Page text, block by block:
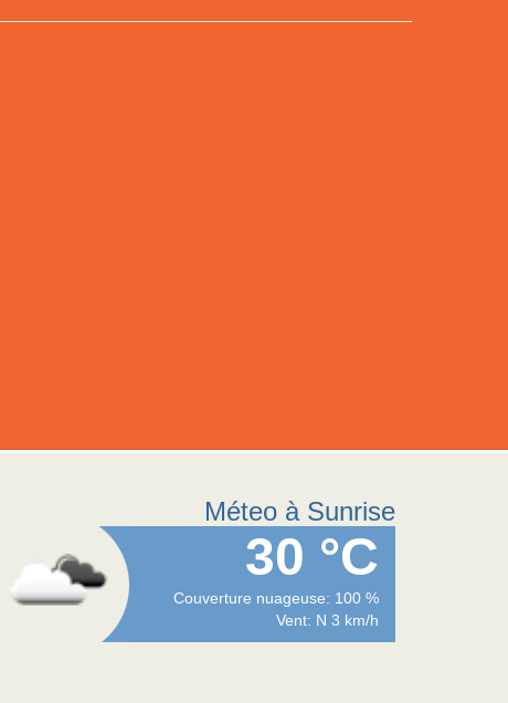
Méteo à Sunrise
30 °C
Couverture nuageuse: 100 %
Vent: N 3 km/h